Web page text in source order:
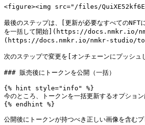
<figure><img src="/files/
最後のステップは、[更新が必要なすべて
を一括して開始](https://docs.nmkr.io/
(https://docs.nmkr.io/nmkr-studio/token/
次のステップで変更を[オンチェーンに
### 販売後にトークンを公開（一括）
{% hint style="info" %}
今のところ、トークンを一括更新するオプ
{% endhint %}
公開後にトークンが持つべき正しい画像を